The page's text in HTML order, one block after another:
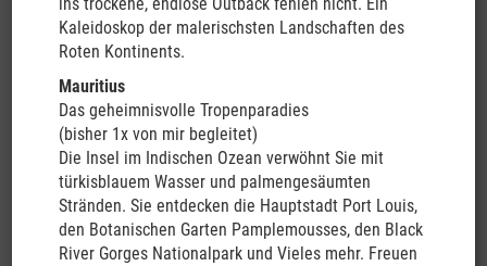
Kaleidoskop der malerischsten Landschaften des
Roten Kontinents.
Mauritius
Das geheimnisvolle Tropenparadies
(bisher 1x von mir begleitet)
Die Insel im Indischen Ozean verwöhnt Sie mit
türkisblauem Wasser und palmengesäumten
Stränden. Sie entdecken die Hauptstadt Port Louis,
den Botanischen Garten Pamplemousses, den Black
River Gorges Nationalpark und Vieles mehr. Freuen
o.ä. in Auckland im Doppelzimmer mit
Frühstück, Flughafentransfer in Auckland (nur gültig bei Abreise
am 05.04.24 mit SQ286)
Ausführliches Informationspaket für jeden Reiseteilnehmer
Nicht eingeschlossene Leistungen:
Flüge ab und bis Deutschland sowie eventuelle Regionalflüge,
Stopover und Verlängerungsprogramm,
Campingplatzgebühren, optionale Aktivitäten und persönliche
Ausgaben, Nationalparkgebühren, Eintrittsgelder, Trinkgelder,
Benzin sowie Zusatzkosten